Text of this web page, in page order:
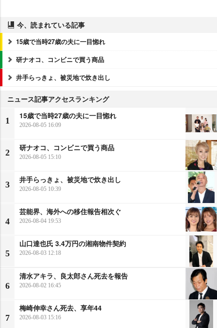
今、読まれている記事
15歳で当時27歳の夫に一目惚れ
研ナオコ、コンビニで買う商品
井手らっきょ、被災地で炊き出し
ニュース記事アクセスランキング
1
15歳で当時27歳の夫に一目惚れ
2026-08-05 16:09
2
研ナオコ、コンビニで買う商品
2026-08-05 15:10
3
井手らっきょ、被災地で炊き出し
2026-08-05 10:39
4
芸能界、海外への移住報告相次ぐ
2026-08-04 19:53
5
山口達也氏 3.4万円の湘南物件契約
2026-08-03 12:18
6
清水アキラ、良太郎さん死去を報告
2026-08-02 16:45
7
梅崎伸幸さん死去、享年44
2026-08-03 15:16